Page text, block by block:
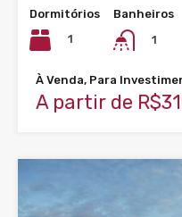
Dormitórios
1
Banheiros
1
À Venda, Para
A partir de